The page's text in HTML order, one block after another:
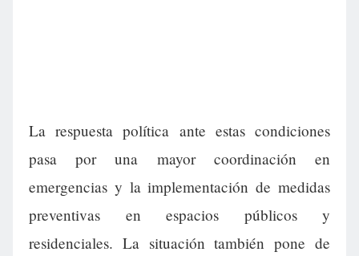
La respuesta política ante estas condiciones
pasa por una mayor coordinación en
emergencias y la implementación de medidas
preventivas en espacios públicos y
residenciales. La situación también pone de